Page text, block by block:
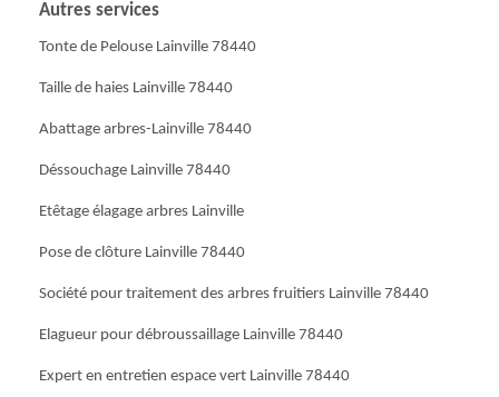
Autres services
Tonte de Pelouse Lainville 78440
Taille de haies Lainville 78440
Abattage arbres-Lainville 78440
Déssouchage Lainville 78440
Etêtage élagage arbres Lainville
Pose de clôture Lainville 78440
Société pour traitement des arbres fruitiers Lainville 78440
Elagueur pour débroussaillage Lainville 78440
Expert en entretien espace vert Lainville 78440